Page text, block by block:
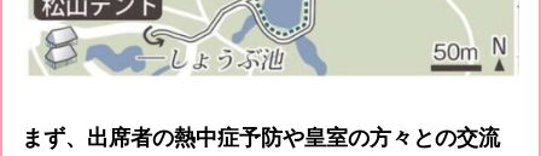
まず、出席者の熱中症予防や皇室の方々との交流